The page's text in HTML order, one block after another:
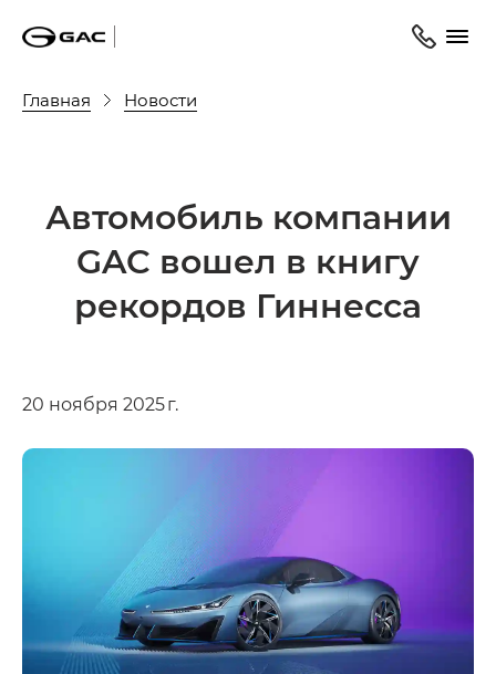
Главная Новости
Автомобиль компании
GAC вошел в книгу
рекордов Гиннесса
20 ноября 2025 г.